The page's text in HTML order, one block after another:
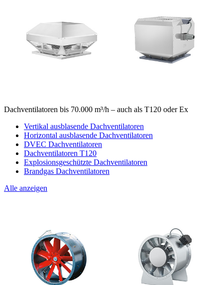
Dachventilatoren bis 70.000 m³/h – auch als T120 oder Ex
Vertikal ausblasende Dachventilatoren
Horizontal ausblasende Dachventilatoren
DVEC Dachventilatoren
Dachventilatoren T120
Explosionsgeschützte Dachventilatoren
Brandgas Dachventilatoren
Alle anzeigen